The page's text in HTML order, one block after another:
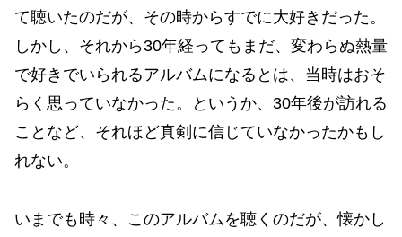
て聴いたのだが、その時からすでに大好きだった。
しかし、それから30年経ってもまだ、変わらぬ熱量
で好きでいられるアルバムになるとは、当時はおそ
らく思っていなかった。というか、30年後が訪れる
ことなど、それほど真剣に信じていなかったかもし
れない。
いまでも時々、このアルバムを聴くのだが、懐かし